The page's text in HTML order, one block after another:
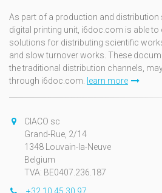
As part of a production and distribution
digital printing unit, i6doc.com is able
solutions for distributing scientific
and slow turnover works. These
the traditional distribution channels,
through i6doc.com.
learn more
CIACO sc
Grand-Rue, 2/14
1348 Louvain-la-Neuve
Belgium
TVA: BE0407.236.187